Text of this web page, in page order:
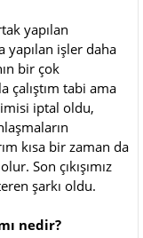
yapılan
yapılan işler daha
bir çok
çalıştım tabi ama
iptal oldu,
kısa bir zaman da
Son çıkışımız
şarkı oldu.
nedir?